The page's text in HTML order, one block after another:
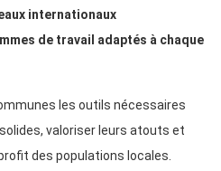
internationaux
de travail adaptés à chaque
les outils nécessaires
valoriser leurs atouts et
des populations locales.